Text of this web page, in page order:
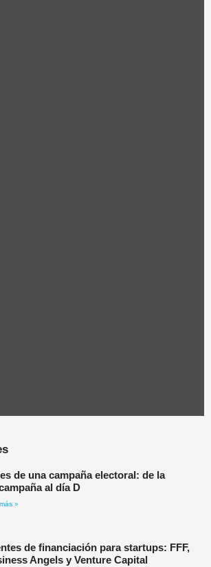
de una campaña electoral: de la
al día D
»
de financiación para startups: FFF,
Angels y Venture Capital